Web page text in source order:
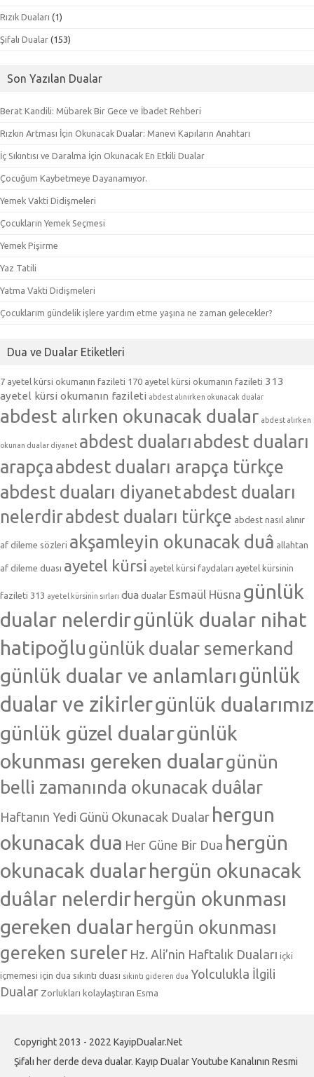
Rızık Duaları (1)
Şifalı Dualar (153)
Son Yazılan Dualar
Berat Kandili: Mübarek Bir Gece ve İbadet Rehberi
Rızkın Artması İçin Okunacak Dualar: Manevi Kapıların Anahtarı
İç Sıkıntısı ve Daralma İçin Okunacak En Etkili Dualar
Çocuğum Kaybetmeye Dayanamıyor.
Yemek Vakti Didişmeleri
Çocukların Yemek Seçmesi
Yemek Pişirme
Yaz Tatili
Yatma Vakti Didişmeleri
Çocuklarım gündelik işlere yardım etme yaşına ne zaman gelecekler?
Dua ve Dualar Etiketleri
7 ayetel kürsi okumanın fazileti 170 ayetel kürsi okumanın fazileti 313
ayetel kürsi okumanın fazileti abdest alınırken okunacak dualar
abdest alırken okunacak dualar abdest alırken
okunan dualar diyanet abdest dualarıabdest duaları
arapçaabdest duaları arapça türkçe
abdest duaları diyanetabdest duaları
nelerdirabdest duaları türkçe abdest nasıl alınır
af dileme sözleri akşamleyin okunacak duâ allahtan
af dileme duası ayetel kürsi ayetel kürsi faydaları ayetel kürsinin
fazileti 313 ayetel kürsinin sırları dua dualar Esmaül Hüsna günlük
dualar nelerdirgünlük dualar nihat
hatipoğlu günlük dualar semerkand
günlük dualar ve anlamlarıgünlük
dualar ve zikirlergünlük dualarımız
günlük güzel dualargünlük
okunması gereken dualargünün
belli zamanında okunacak duâlar
Haftanın Yedi Günü Okunacak Dualar hergun
okunacak dua Her Güne Bir Dua hergün
okunacak dualarhergün okunacak
duâlar nelerdirhergün okunması
gereken dualar hergün okunması
gereken sureler Hz. Ali’nin Haftalık Duaları içki
içmemesi için dua sıkıntı duası sıkıntı gideren dua Yolculukla İlgili
Dualar Zorlukları kolaylaştıran Esma
Copyright 2013 - 2022 KayipDualar.Net
Şifalı her derde deva dualar. Kayıp Dualar Youtube Kanalının Resmi